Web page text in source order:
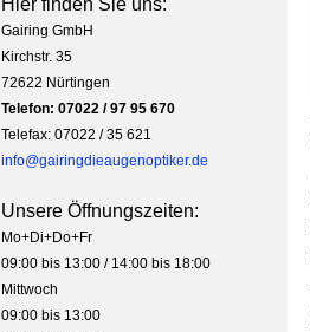
Hier finden Sie uns:
Gairing GmbH
Kirchstr. 35
72622 Nürtingen
Telefon: 07022 / 97 95 670
Telefax: 07022 / 35 621
info@gairingdieaugenoptiker.de
Unsere Öffnungszeiten:
Mo+Di+Do+Fr
09:00 bis 13:00 / 14:00 bis 18:00
Mittwoch
09:00 bis 13:00